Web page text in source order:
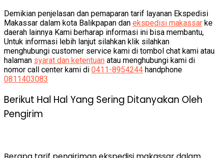
Demikian penjelasan dan pemaparan tarif layanan Ekspedisi
Makassar dalam kota Balikpapan dan ekspedisi makassar ke
daerah lainnya Kami berharap informasi ini bisa membantu,
Untuk informasi lebih lanjut silahkan klik silahkan
menghubungi customer service kami di tombol chat kami atau
halaman syarat dan ketentuan atau menghubungi kami di
nomor call center kami di 0411-8954244 handphone
0811403083
Berikut Hal Hal Yang Sering Ditanyakan Oleh
Pengirim